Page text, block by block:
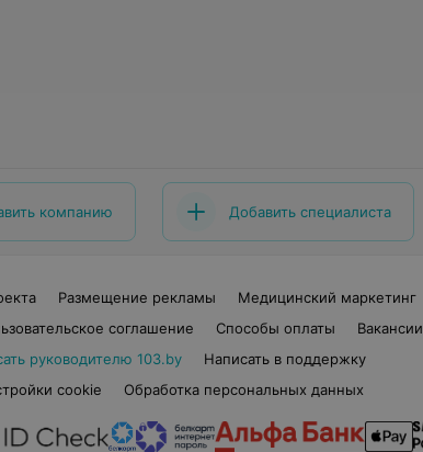
компанию Добавить специалиста
Размещение рекламы
Медицинский маркетинг
соглашение Способы оплаты
Вакансии
руководителю 103.by
Написать в поддержку
cookie
Обработка персональных данных